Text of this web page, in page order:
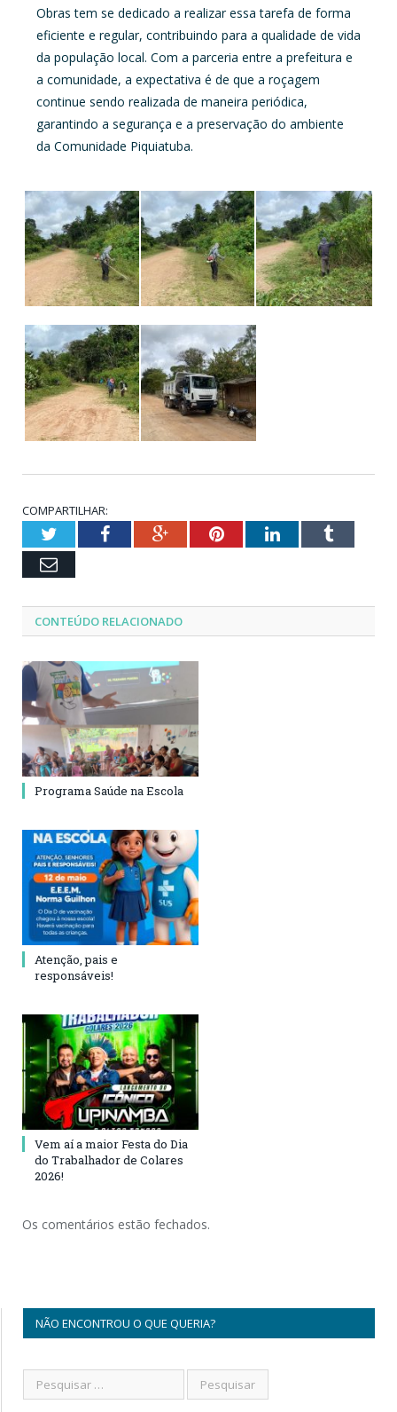
Obras tem se dedicado a realizar essa tarefa de forma
eficiente e regular, contribuindo para a qualidade de vida
da população local. Com a parceria entre a prefeitura e
a comunidade, a expectativa é de que a roçagem
continue sendo realizada de maneira periódica,
garantindo a segurança e a preservação do ambiente
da Comunidade Piquiatuba.
COMPARTILHAR:
TwitterFacebookGoogle+PinterestLinkedInTumblr
Email
CONTEÚDO RELACIONADO
Programa Saúde na Escola
Atenção, pais e
responsáveis!
Vem aí a maior Festa do Dia
do Trabalhador de Colares
2026!
Os comentários estão fechados.
NÃO ENCONTROU O QUE QUERIA?